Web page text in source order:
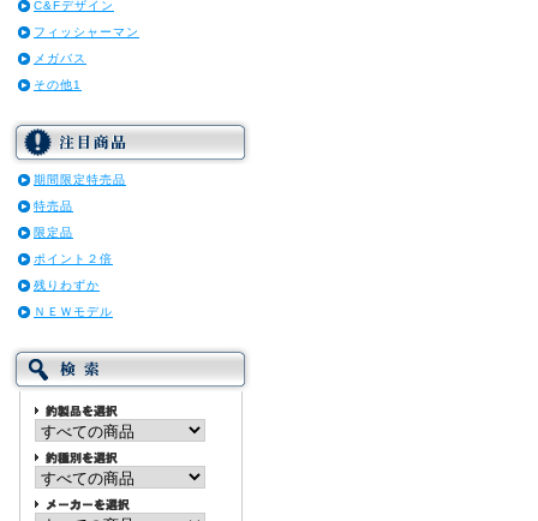
C&Fデザイン
フィッシャーマン
メガバス
その他1
期間限定特売品
特売品
限定品
ポイント２倍
残りわずか
ＮＥＷモデル